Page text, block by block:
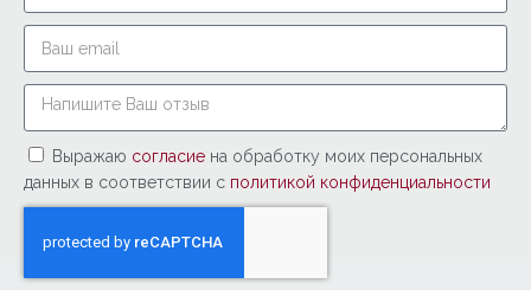
Выражаю согласие на обработку моих персональных
данных в соответствии с политикой конфиденциальности